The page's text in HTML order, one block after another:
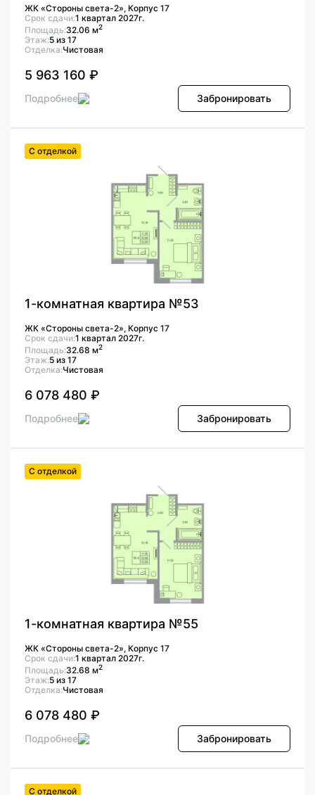
ЖК «Стороны света-2», Корпус 17
Срок сдачи:1 квартал 2027г.
Площадь:32.06 м2
Этаж:5 из 17
Отделка:Чистовая
5 963 160 ₽
Подробнее Забронировать
С отделкой
1-комнатная квартира №53
ЖК «Стороны света-2», Корпус 17
Срок сдачи:1 квартал 2027г.
Площадь:32.68 м2
Этаж:5 из 17
Отделка:Чистовая
6 078 480 ₽
Подробнее Забронировать
С отделкой
1-комнатная квартира №55
ЖК «Стороны света-2», Корпус 17
Срок сдачи:1 квартал 2027г.
Площадь:32.68 м2
Этаж:5 из 17
Отделка:Чистовая
6 078 480 ₽
Подробнее Забронировать
С отделкой